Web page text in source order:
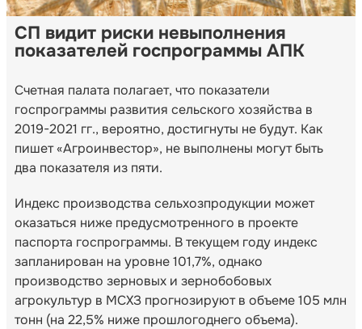
СП видит риски невыполнения
показателей госпрограммы АПК
Счетная палата полагает, что показатели
госпрограммы развития сельского хозяйства в
2019-2021 гг., вероятно, достигнуты не будут. Как
пишет «Агроинвестор», не выполнены могут быть
два показателя из пяти.
Индекс производства сельхозпродукции может
оказаться ниже предусмотренного в проекте
паспорта госпрограммы. В текущем году индекс
запланирован на уровне 101,7%, однако
производство зерновых и зернобобовых
агрокультур в МСХЗ прогнозируют в объеме 105 млн
тонн (на 22,5% ниже прошлогоднего объема).